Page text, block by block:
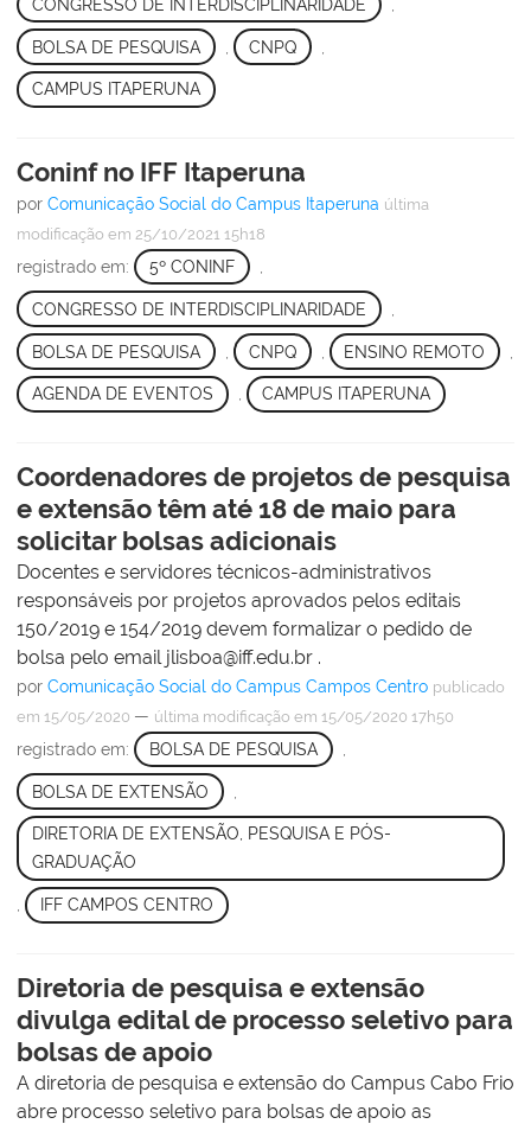
CONGRESSO DE INTERDISCIPLINARIDADE
BOLSA DE PESQUISA CNPQ
CAMPUS ITAPERUNA
Coninf no IFF Itaperuna
por Comunicação Social do Campus Itaperuna última
modificação em 25/10/2021 15h18
registrado em: 5º CONINF
CONGRESSO DE INTERDISCIPLINARIDADE
BOLSA DE PESQUISA CNPQ ENSINO REMOTO
AGENDA DE EVENTOS , CAMPUS ITAPERUNA
Coordenadores de projetos de pesquisa
e extensão têm até 18 de maio para
solicitar bolsas adicionais
Docentes e servidores técnicos-administrativos
responsáveis por projetos aprovados pelos editais
150/2019 e 154/2019 devem formalizar o pedido de
bolsa pelo email jlisboa@iff.edu.br .
por Comunicação Social do Campus Campos Centro publicado
em 15/05/2020 — última modificação em 15/05/2020 17h50
registrado em: BOLSA DE PESQUISA
BOLSA DE EXTENSÃO
DIRETORIA DE EXTENSÃO, PESQUISA E PÓS-
GRADUAÇÃO
IFF CAMPOS CENTRO
Diretoria de pesquisa e extensão
divulga edital de processo seletivo para
bolsas de apoio
A diretoria de pesquisa e extensão do Campus Cabo Frio
abre processo seletivo para bolsas de apoio as